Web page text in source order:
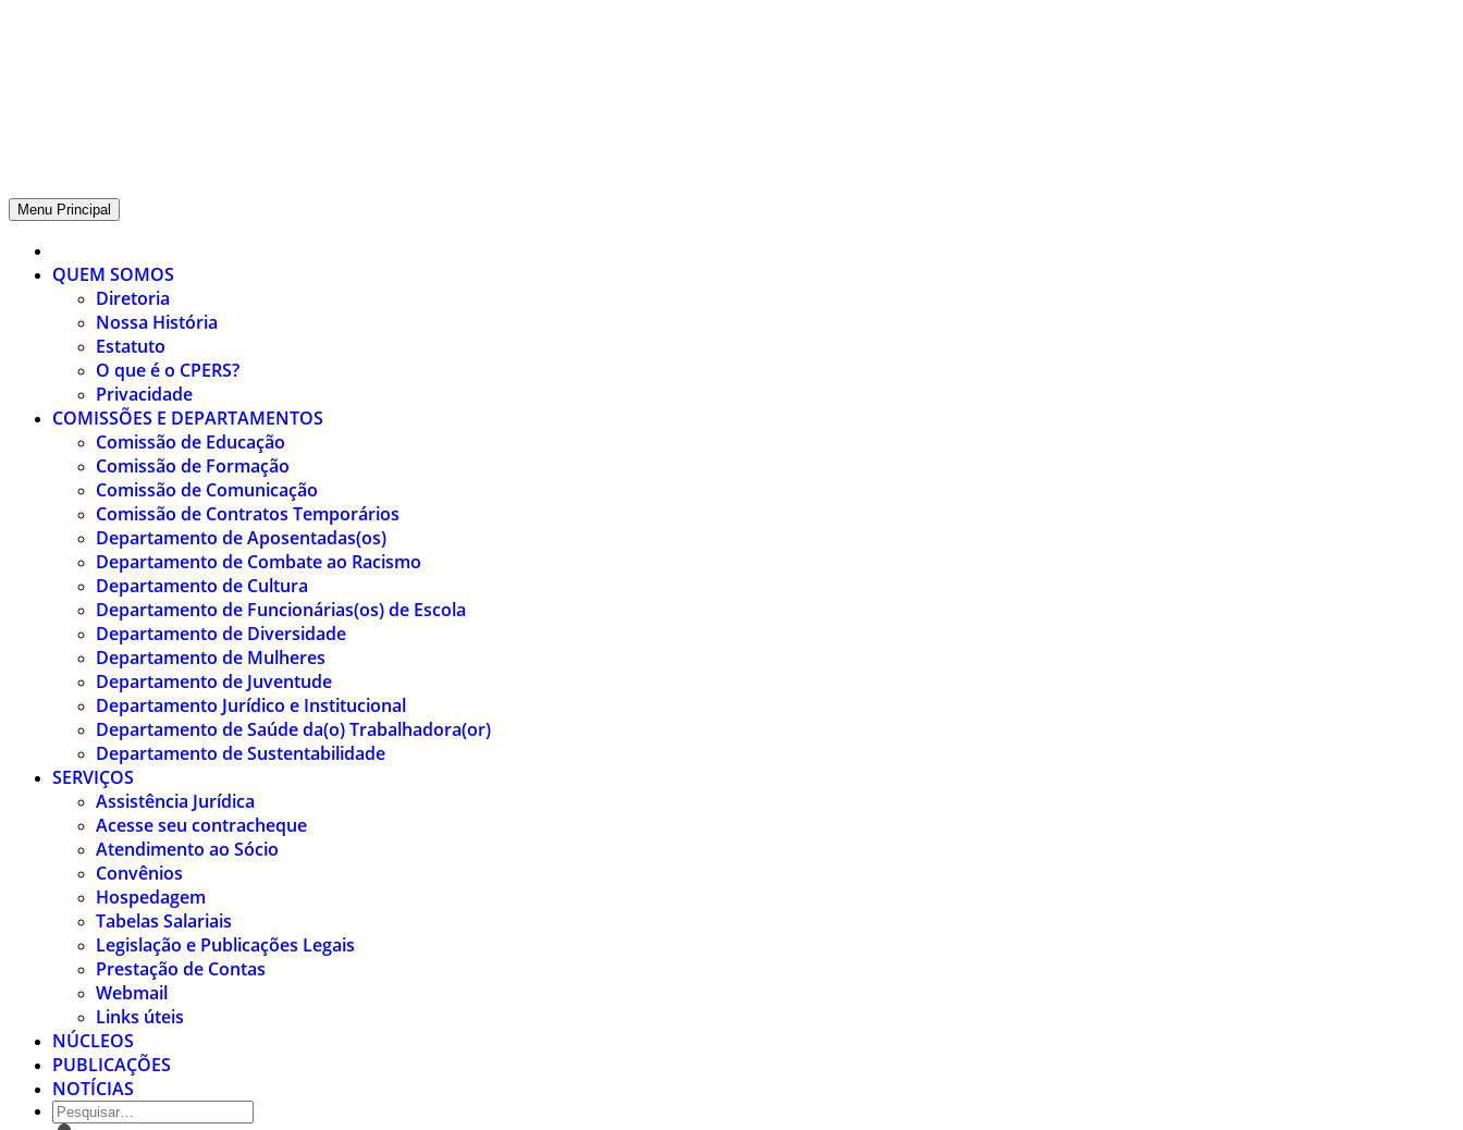
Menu Principal
QUEM SOMOS
Diretoria
Nossa História
Estatuto
O que é o CPERS?
Privacidade
COMISSÕES E DEPARTAMENTOS
Comissão de Educação
Comissão de Formação
Comissão de Comunicação
Comissão de Contratos Temporários
Departamento de Aposentadas(os)
Departamento de Combate ao Racismo
Departamento de Cultura
Departamento de Funcionárias(os) de Escola
Departamento de Diversidade
Departamento de Mulheres
Departamento de Juventude
Departamento Jurídico e Institucional
Departamento de Saúde da(o) Trabalhadora(or)
Departamento de Sustentabilidade
SERVIÇOS
Assistência Jurídica
Acesse seu contracheque
Atendimento ao Sócio
Convênios
Hospedagem
Tabelas Salariais
Legislação e Publicações Legais
Prestação de Contas
Webmail
Links úteis
NÚCLEOS
PUBLICAÇÕES
NOTÍCIAS